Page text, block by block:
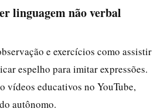
linguagem não verbal
e exercícios como assistir
espelho para imitar expressões.
vídeos educativos no YouTube,
autônomo.